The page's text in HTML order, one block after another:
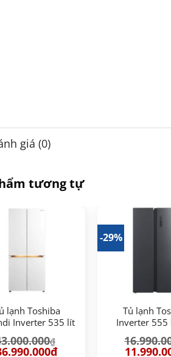
giá (0)
tương tự
lạnh Toshiba
Inverter 535 lít
₫
₫Giá
-29%
Tủ lạnh
Inverter 555
Giá